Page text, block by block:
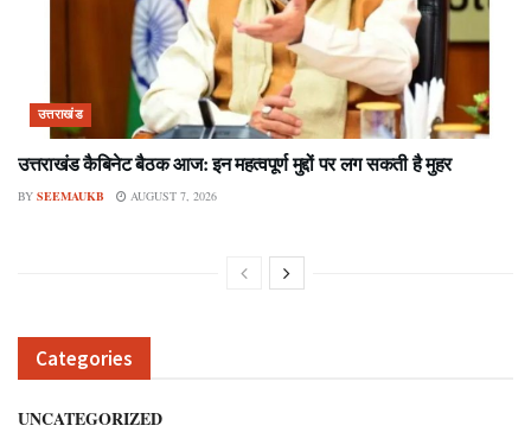
उत्तराखंड
उत्तराखंड कैबिनेट बैठक आज: इन महत्वपूर्ण मुद्दों पर लग सकती है मुहर
BY SEEMAUKB AUGUST 7, 2026
Categories
UNCATEGORIZED